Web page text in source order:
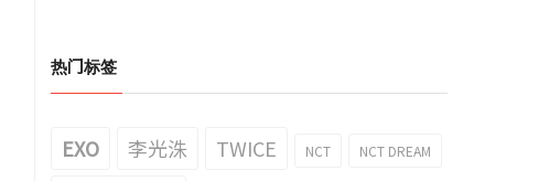
热门标签
EXO 李光洙 TWICE NCT NCT DREAM